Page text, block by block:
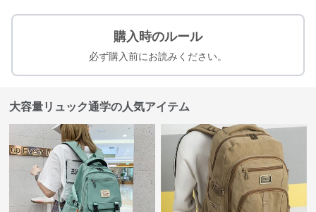
購入時のルール
必ず購入前にお読みください。
大容量リュック通学の人気アイテム